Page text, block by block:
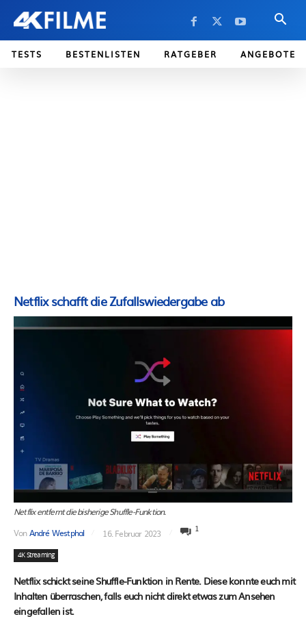
TESTS BESTENLISTEN RATGEBER ANGEBOTE
Netflix schafft die Zufallswiedergabe ab
Netflix entfernt die bisherige Shuffle-Funktion.
VonAndré Westphal 16. Februar 2023 1
4K Streaming
Netflix schickt seine Shuffle-Funktion in Rente. Diese konnte euch mit
Inhalten überraschen, falls euch nicht direkt etwas zum Ansehen
eingefallen ist.